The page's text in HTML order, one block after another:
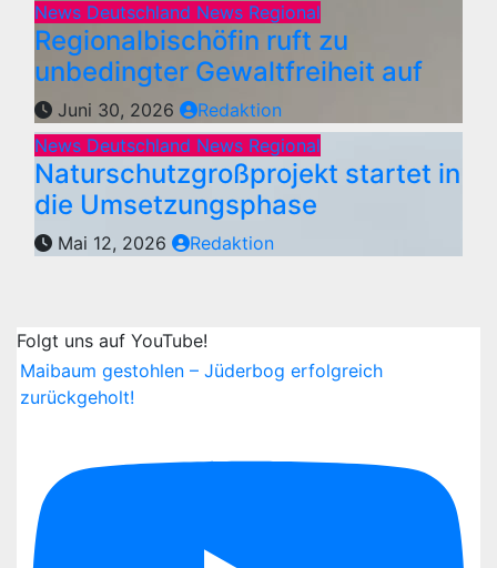
News Deutschland News Regional
Regionalbischöfin ruft zu
unbedingter Gewaltfreiheit auf
Juni 30, 2026
Redaktion
News Deutschland News Regional
Naturschutzgroßprojekt startet in
die Umsetzungsphase
Mai 12, 2026 Redaktion
Folgt uns auf YouTube!
Maibaum gestohlen – Jüderbog erfolgreich
zurückgeholt!